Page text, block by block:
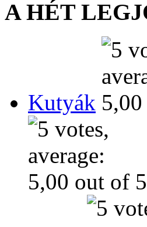
A HÉT
Kutyák